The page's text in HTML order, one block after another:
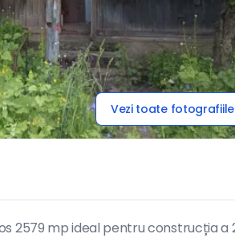
Vezi toate fotografiile
2579 mp ideal pentru construcția a